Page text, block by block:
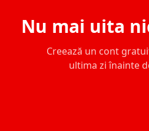
Nu mai uita
Creează un cont
ultima zi înainte